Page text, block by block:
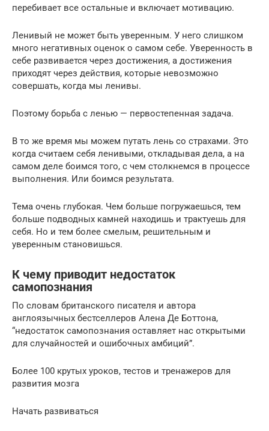
перебивает все остальные и включает мотивацию.
Ленивый не может быть уверенным. У него слишком
много негативных оценок о самом себе. Уверенность в
себе развивается через достижения, а достижения
приходят через действия, которые невозможно
совершать, когда мы ленивы.
Поэтому борьба с ленью — первостепенная задача.
В то же время мы можем путать лень со страхами. Это
когда считаем себя ленивыми, откладывая дела, а на
самом деле боимся того, с чем столкнемся в процессе
выполнения. Или боимся результата.
Тема очень глубокая. Чем больше погружаешься, тем
больше подводных камней находишь и трактуешь для
себя. Но и тем более смелым, решительным и
уверенным становишься.
К чему приводит недостаток
самопознания
По словам британского писателя и автора
англоязычных бестселлеров Алена Де Боттона,
“недостаток самопознания оставляет нас открытыми
для случайностей и ошибочных амбиций”.
Более 100 крутых уроков, тестов и тренажеров для
развития мозга
Начать развиваться